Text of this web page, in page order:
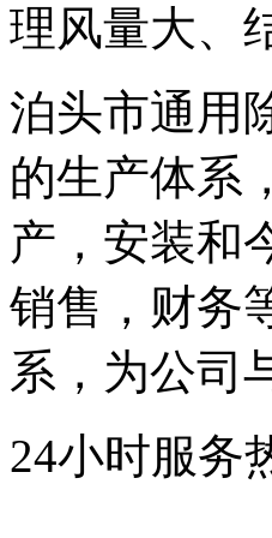
理风量大、
泊头市通用
的生产体系
产，安装和
销售，财务
系，为公司
24小时服务